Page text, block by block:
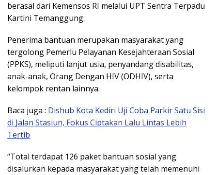
berasal dari Kemensos RI melalui UPT Sentra Terpadu
Kartini Temanggung.
Penerima bantuan merupakan masyarakat yang
tergolong Pemerlu Pelayanan Kesejahteraan Sosial
(PPKS), meliputi lanjut usia, penyandang disabilitas,
anak-anak, Orang Dengan HIV (ODHIV), serta
kelompok rentan lainnya.
Baca juga : Dishub Kota Kediri Uji Coba Parkir Satu Sisi
di Jalan Stasiun, Fokus Ciptakan Lalu Lintas Lebih
Tertib
“Total terdapat 126 paket bantuan sosial yang
disalurkan kepada masyarakat yang telah memenuhi